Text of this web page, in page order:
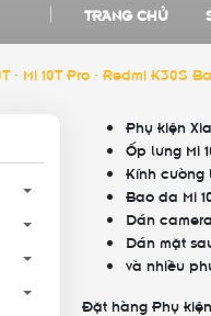
TRANG CHỦ
- Mi 10T Pro - Redmi K30S
Phụ kiện
Ốp lưng Mi
Kính cường
Bao da Mi
Dán
Dán mặt
và nhiều
Đặt hàng Phụ kiện